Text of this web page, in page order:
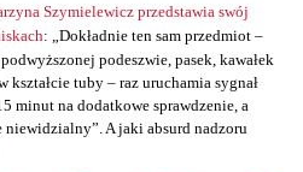
Szymielewicz przedstawia swój
: „Dokładnie ten sam przedmiot –
podeszwie, pasek, kawałek
kształcie tuby – raz uruchamia sygnał
minut na dodatkowe sprawdzenie, a
niewidzialny”. A jaki absurd nadzoru